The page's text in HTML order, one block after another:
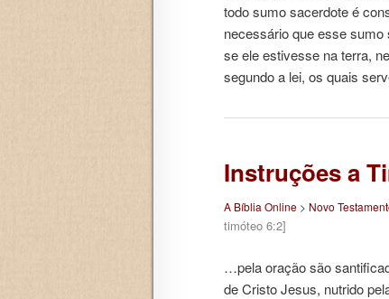
todo sumo sacerdote é
necessário que esse
se ele estivesse na terra,
segundo a lei, os quais
Instruções a
A Bíblia Online > Novo
timóteo 6:2]
…pela oração são
de Cristo Jesus, nutrido